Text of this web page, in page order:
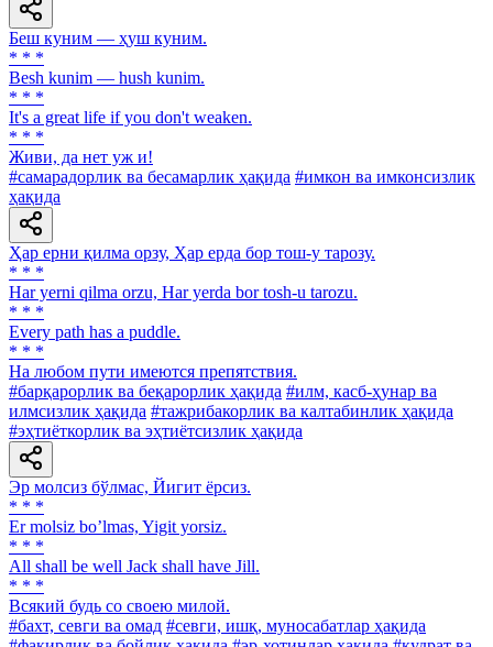
Беш куним — ҳуш куним.
* * *
Besh kunim — hush kunim.
* * *
It's a great life if you don't weaken.
* * *
Живи, да нет уж и!
#самарадорлик ва бесамарлик ҳақида #имкон ва имконсизлик
ҳақида
Ҳар ерни қилма орзу, Ҳар ерда бор тош-у тарозу.
* * *
Har yerni qilma orzu, Har yerda bor tosh-u tarozu.
* * *
Every path has a puddle.
* * *
Ha любом пути имеются препятствия.
#барқарорлик ва беқарорлик ҳақида #илм, касб-ҳунар ва
илмсизлик ҳақида #тажрибакорлик ва калтабинлик ҳақида
#эҳтиёткорлик ва эҳтиётсизлик ҳақида
Эр молсиз бўлмас, Йигит ёрсиз.
* * *
Er molsiz boʼlmas, Yigit yorsiz.
* * *
All shall be well Jack shall have Jill.
* * *
Всякий будь со своею милой.
#бахт, севги ва омад #севги, ишқ, муносабатлар ҳақида